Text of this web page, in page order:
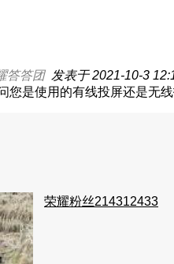
答答团 发表于 2021-10-3
您是使用的有线投屏还是无
荣耀粉丝214312433